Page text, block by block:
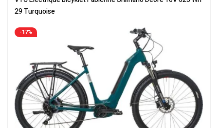
29 Turquoise
-17%